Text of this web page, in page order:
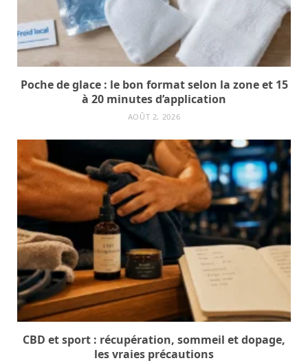
Poche de glace : le bon format selon la zone et 15
à 20 minutes d’application
AOÛT 2, 2026
CBD et sport : récupération, sommeil et dopage,
les vraies précautions